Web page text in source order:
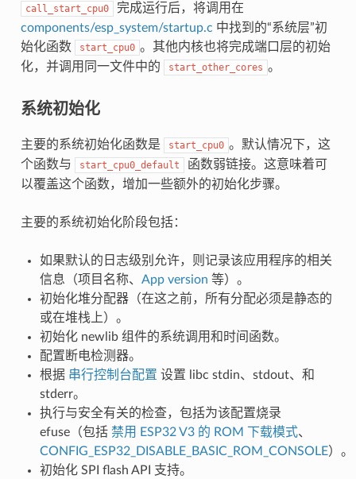
call_start_cpu0
完成运行后，将调用在
components/esp_system/startup.c 中找到的“系统层”初
始化函数
start_cpu0 。其他内核也将完成端口层的初始
化，并调用同一文件中的
start_other_cores 。
系统初始化
主要的系统初始化函数是 start_cpu0 。默认情况下，这
个函数与
start_cpu0_default
函数弱链接。这意味着可
以覆盖这个函数，增加一些额外的初始化步骤。
主要的系统初始化阶段包括：
如果默认的日志级别允许，则记录该应用程序的相关
信息（项目名称、 App version 等）。
初始化堆分配器（在这之前，所有分配必须是静态的
或在堆栈上）。
初始化 newlib 组件的系统调用和时间函数。
配置断电检测器。
根据 串行控制台配置 设置 libc stdin、stdout、和
stderr。
执行与安全有关的检查，包括为该配置烧录
efuse（包括 禁用 ESP32 V3 的 ROM 下载模式、
CONFIG_ESP32_DISABLE_BASIC_ROM_CONSOLE）。
初始化 SPI flash API 支持。